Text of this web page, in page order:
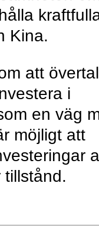
Kina.
att
i
en väg
möjligt att